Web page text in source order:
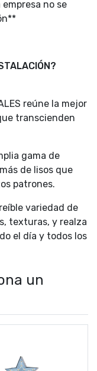
no se
reúne la mejor
transcienden
gama de
de lisos que
patrones.
variedad de
texturas, y realza
el día y todos los
un